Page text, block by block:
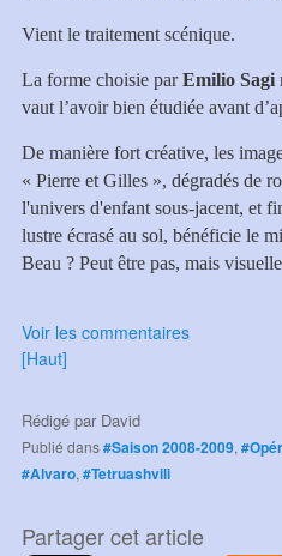
Vient le traitement scénique.
La forme choisie parEmilio Sagi
vaut l’avoir bien étudiée avant
De manière fort créative, les
« Pierre et Gilles », dégradés de
l'univers d'enfant sous-jacent, et
lustre écrasé au sol, bénéficie le
Beau ? Peut être pas, mais
Voir les commentaires
[Haut]
Rédigé par David
Publié dans#Saison 2008-2009,
#Alvaro, #Tetruashvili
Partager cet article